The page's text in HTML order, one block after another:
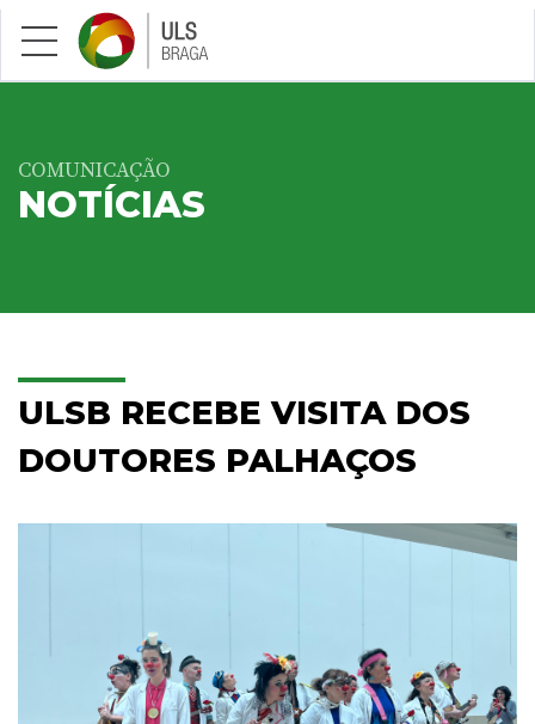
Saltar para conteúdo principal
COMUNICAÇÃO
NOTÍCIAS
ULSB RECEBE VISITA DOS
DOUTORES PALHAÇOS